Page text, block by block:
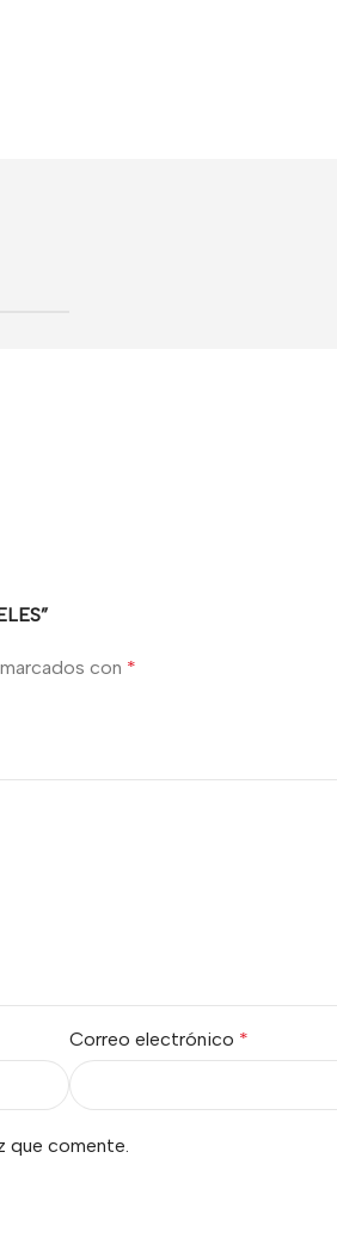
con *
Correo electrónico *
que comente.